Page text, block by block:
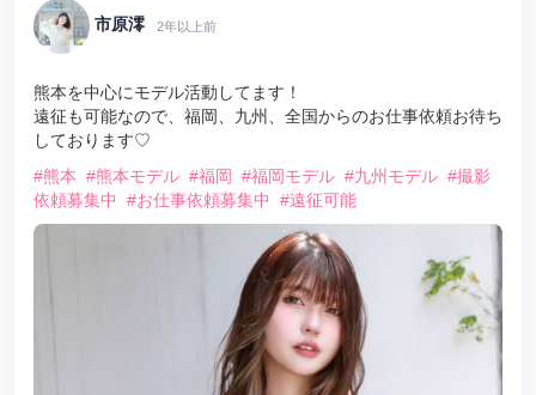
市原澪 2年以上前
熊本を中心にモデル活動してます！
遠征も可能なので、福岡、九州、全国からのお仕事依頼お待ち
しております♡
#熊本 #熊本モデル #福岡 #福岡モデル #九州モデル #撮影
依頼募集中
#お仕事依頼募集中 #遠征可能